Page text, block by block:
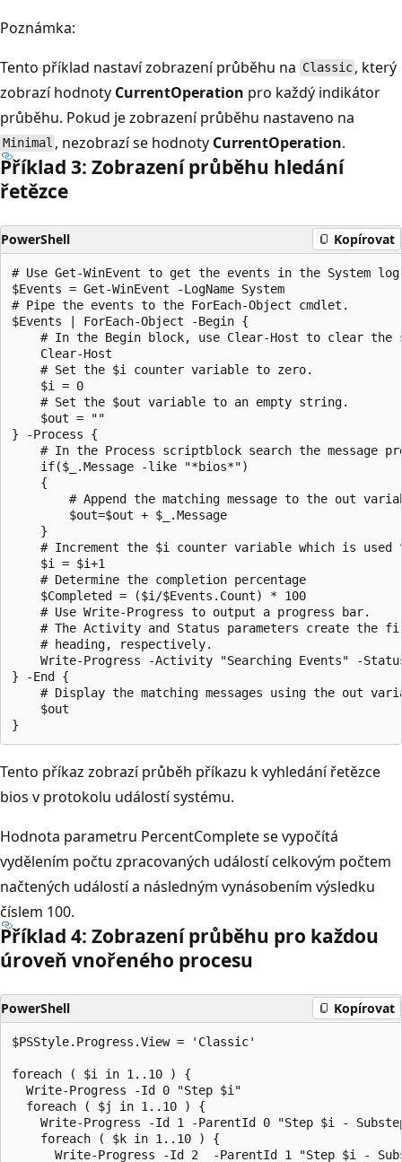
Poznámka:
Tento příklad nastaví zobrazení průběhu na Classic , který
zobrazí hodnoty CurrentOperation pro každý indikátor
průběhu. Pokud je zobrazení průběhu nastaveno na
Minimal , nezobrazí se hodnoty CurrentOperation.
Příklad 3: Zobrazení průběhu hledání
řetězce
PowerShell Kopírovat
# Use Get-WinEvent to get the events in the System
$Events = Get-WinEvent -LogName System
# Pipe the events to the ForEach-Object cmdlet.
$Events | ForEach-Object -Begin {
# In the Begin block, use Clear-Host to clear the
    Clear-Host
    # Set the $i counter variable to zero.
    $i = 0
    # Set the $out variable to an empty string.
    $out = ""
} -Process {
# In the Process scriptblock search the message
    if($_.Message -like "*bios*")
    {
# Append the matching message to the out
        $out=$out + $_.Message
    }
# Increment the $i counter variable which is used
    $i = $i+1
    # Determine the completion percentage
    $Completed = ($i/$Events.Count) * 100
    # Use Write-Progress to output a progress bar.
# The Activity and Status parameters create the
    # heading, respectively.
Write-Progress -Activity "Searching Events" -
} -End {
# Display the matching messages using the out
    $out
Tento příkaz zobrazí průběh příkazu k vyhledání řetězce
bios v protokolu událostí systému.
Hodnota parametru PercentComplete se vypočítá
vydělením počtu zpracovaných událostícelkovým počtem
načtených událostía následným vynásobením výsledku
číslem 100.
Příklad 4: Zobrazení průběhu pro každou
úroveň vnořeného procesu
PowerShell Kopírovat
$PSStyle.Progress.View = 'Classic'
foreach ( $i in 1..10 ) {
  Write-Progress -Id 0 "Step $i"
  foreach ( $j in 1..10 ) {
Write-Progress -Id 1 -ParentId 0 "Step $i -
    foreach ( $k in 1..10 ) {
Write-Progress -Id 2  -ParentId 1 "Step $i -